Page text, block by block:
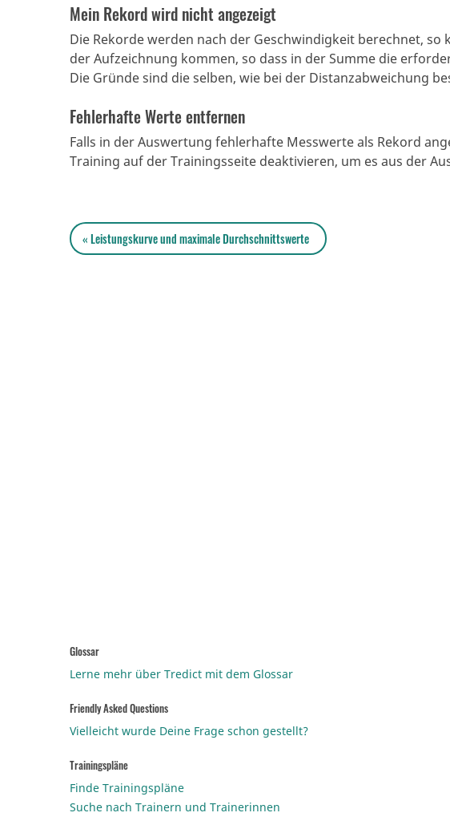
Mein Rekord wird nicht angezeigt
Die Rekorde werden nach der Geschwindigkeit berechnet,
der Aufzeichnung kommen, so dass in der Summe die
Die Gründe sind die selben, wie bei der Distanzabweichung
Fehlerhafte Werte entfernen
Falls in der Auswertung fehlerhafte Messwerte als Rekord
Training auf der Trainingsseite deaktivieren, um es aus der
« Leistungskurve und maximale Durchschnittswerte
Glossar
Lerne mehr über Tredict mit dem Glossar
Friendly Asked Questions
Vielleicht wurde Deine Frage schon gestellt?
Trainingspläne
Finde Trainingspläne
Suche nach Trainern und Trainerinnen